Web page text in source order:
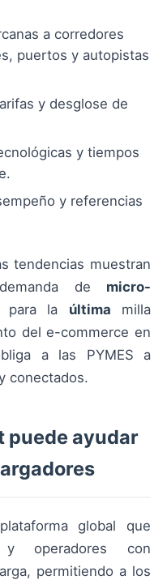
a corredores
puertos y autopistas
y desglose de
y tiempos
y referencias
tendencias muestran
de micro-
para la última milla
del e-commerce en
a las PYMES a
conectados.
puede ayudar
global que
operadores con
permitiendo a los